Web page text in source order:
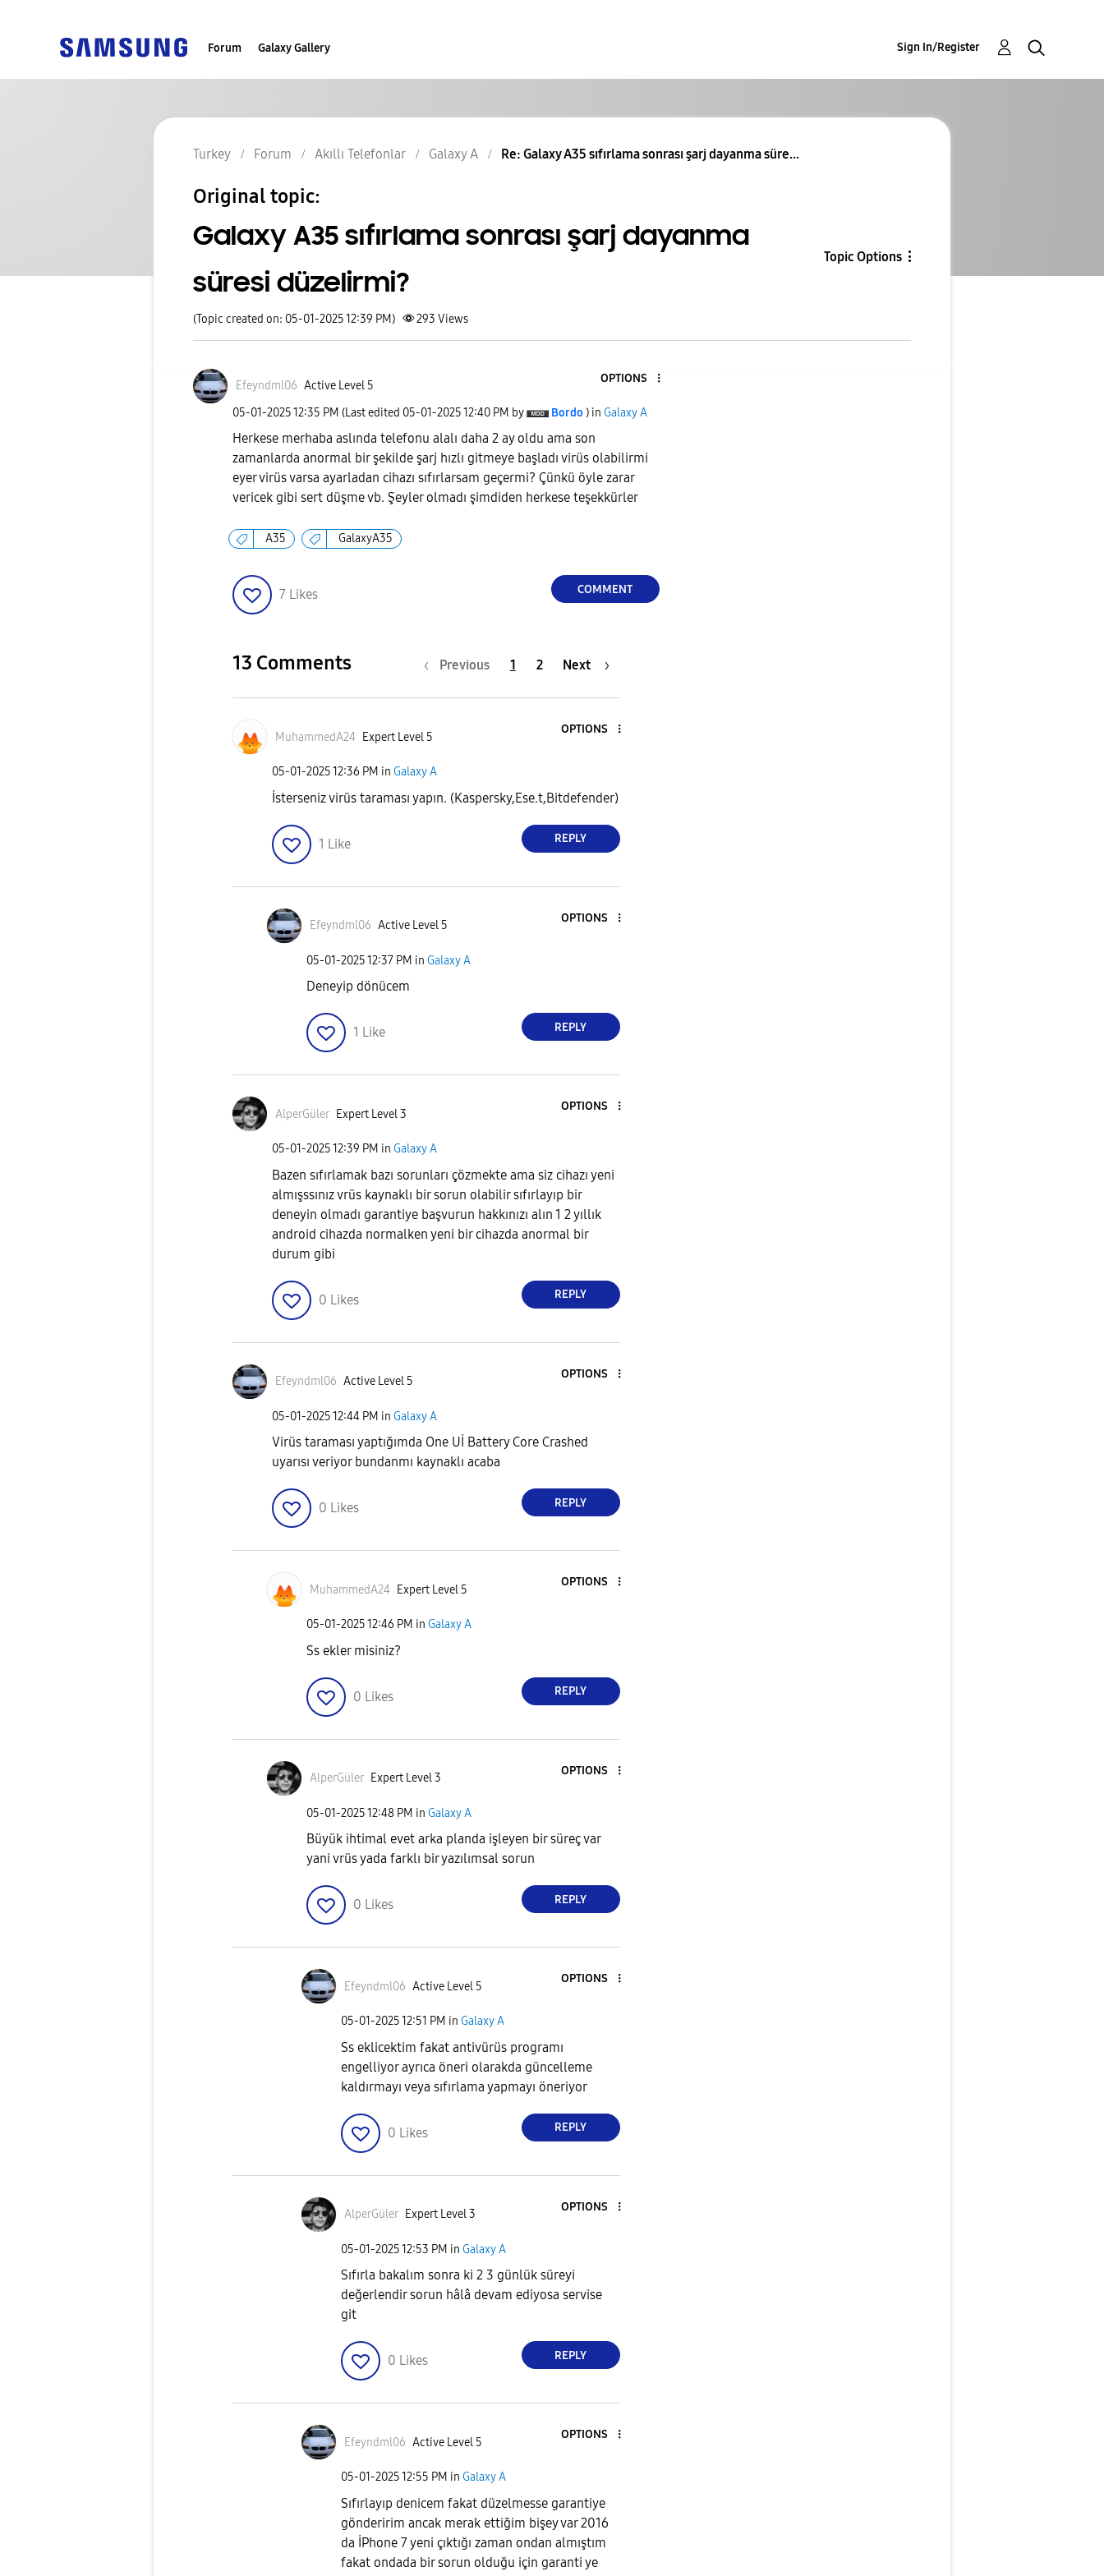
Forum Galaxy Gallery Sign In/Register
Turkey Forum Akıllı Telefonlar Galaxy A Re: Galaxy A35 sıfırlama sonrası şarj dayanma süre...
Original topic:
Galaxy A35 sıfırlama sonrası şarj dayanma
süresi düzelirmi?
Topic Options
(Topic created on: 05-01-2025 12:39 PM) 293 Views
Efeyndml06 Active Level 5
OPTIONS
‎05-01-202512:35 PM (Last edited ‎05-01-202512:40 PM by Bordo ) in Galaxy A
Herkese merhaba aslında telefonu alalı daha 2 ay oldu ama son
zamanlarda anormal bir şekilde şarj hızlı gitmeye başladı virüs olabilirmi
eyer virüs varsa ayarladan cihazı sıfırlarsam geçermi? Çünkü öyle zarar
vericek gibi sert düşme vb. Şeyler olmadı şimdiden herkese teşekkürler
A35 GalaxyA35
7 Likes COMMENT
13 Comments Previous 1 2 Next
MuhammedA24 Expert Level 5
OPTIONS
‎05-01-202512:36 PM in Galaxy A
İsterseniz virüs taraması yapın. (Kaspersky,Ese.t,Bitdefender)
1 Like REPLY
Efeyndml06 Active Level 5
OPTIONS
‎05-01-202512:37 PM in Galaxy A
Deneyip dönücem
1 Like REPLY
AlperGüler Expert Level 3
OPTIONS
‎05-01-202512:39 PM in Galaxy A
Bazen sıfırlamak bazı sorunları çözmekte ama siz cihazı yeni
almışssınız vrüs kaynaklı bir sorun olabilir sıfırlayıp bir
deneyin olmadı garantiye başvurun hakkınızı alın 1 2 yıllık
android cihazda normalken yeni bir cihazda anormal bir
durum gibi
0 Likes REPLY
Efeyndml06 Active Level 5
OPTIONS
‎05-01-202512:44 PM in Galaxy A
Virüs taraması yaptığımda One Uİ Battery Core Crashed
uyarısı veriyor bundanmı kaynaklı acaba
0 Likes REPLY
MuhammedA24 Expert Level 5
OPTIONS
‎05-01-202512:46 PM in Galaxy A
Ss ekler misiniz?
0 Likes REPLY
AlperGüler Expert Level 3
OPTIONS
‎05-01-202512:48 PM in Galaxy A
Büyük ihtimal evet arka planda işleyen bir süreç var
yani vrüs yada farklı bir yazılımsal sorun
0 Likes REPLY
Efeyndml06 Active Level 5
OPTIONS
‎05-01-202512:51 PM in Galaxy A
Ss eklicektim fakat antivürüs programı
engelliyor ayrıca öneri olarakda güncelleme
kaldırmayı veya sıfırlama yapmayı öneriyor
0 Likes REPLY
AlperGüler Expert Level 3
OPTIONS
‎05-01-202512:53 PM in Galaxy A
Sıfırla bakalım sonra ki 2 3 günlük süreyi
değerlendir sorun hâlâ devam ediyosa servise
git
0 Likes REPLY
Efeyndml06 Active Level 5
OPTIONS
‎05-01-202512:55 PM in Galaxy A
Sıfırlayıp denicem fakat düzelmesse garantiye
gönderirim ancak merak ettiğim bişey var 2016
da İPhone 7 yeni çıktığı zaman ondan almıştım
fakat ondada bir sorun olduğu için garanti ye